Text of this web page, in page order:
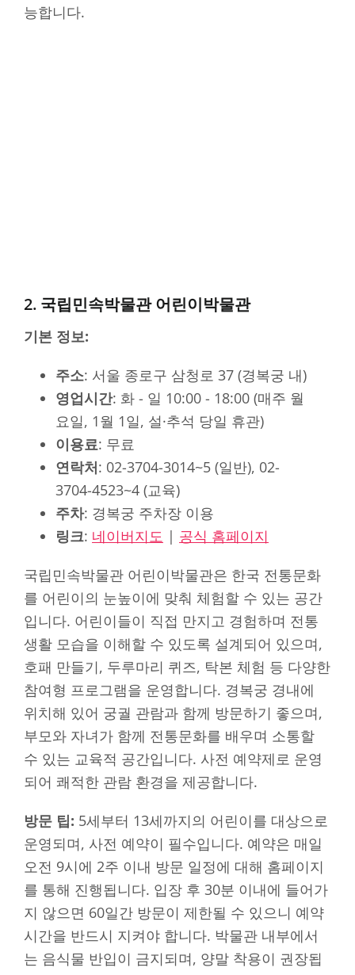
능합니다.
2. 국립민속박물관 어린이박물관
기본 정보:
주소: 서울 종로구 삼청로 37 (경복궁 내)
영업시간: 화 - 일 10:00 - 18:00 (매주 월
요일, 1월 1일, 설·추석 당일 휴관)
이용료: 무료
연락처: 02-3704-3014~5 (일반), 02-
3704-4523~4 (교육)
주차: 경복궁 주차장 이용
링크: 네이버지도 | 공식 홈페이지
국립민속박물관 어린이박물관은 한국 전통문화
를 어린이의 눈높이에 맞춰 체험할 수 있는 공간
입니다. 어린이들이 직접 만지고 경험하며 전통
생활 모습을 이해할 수 있도록 설계되어 있으며,
호패 만들기, 두루마리 퀴즈, 탁본 체험 등 다양한
참여형 프로그램을 운영합니다. 경복궁 경내에
위치해 있어 궁궐 관람과 함께 방문하기 좋으며,
부모와 자녀가 함께 전통문화를 배우며 소통할
수 있는 교육적 공간입니다. 사전 예약제로 운영
되어 쾌적한 관람 환경을 제공합니다.
방문 팁: 5세부터 13세까지의 어린이를 대상으로
운영되며, 사전 예약이 필수입니다. 예약은 매일
오전 9시에 2주 이내 방문 일정에 대해 홈페이지
를 통해 진행됩니다. 입장 후 30분 이내에 들어가
지 않으면 60일간 방문이 제한될 수 있으니 예약
시간을 반드시 지켜야 합니다. 박물관 내부에서
는 음식물 반입이 금지되며, 양말 착용이 권장됩